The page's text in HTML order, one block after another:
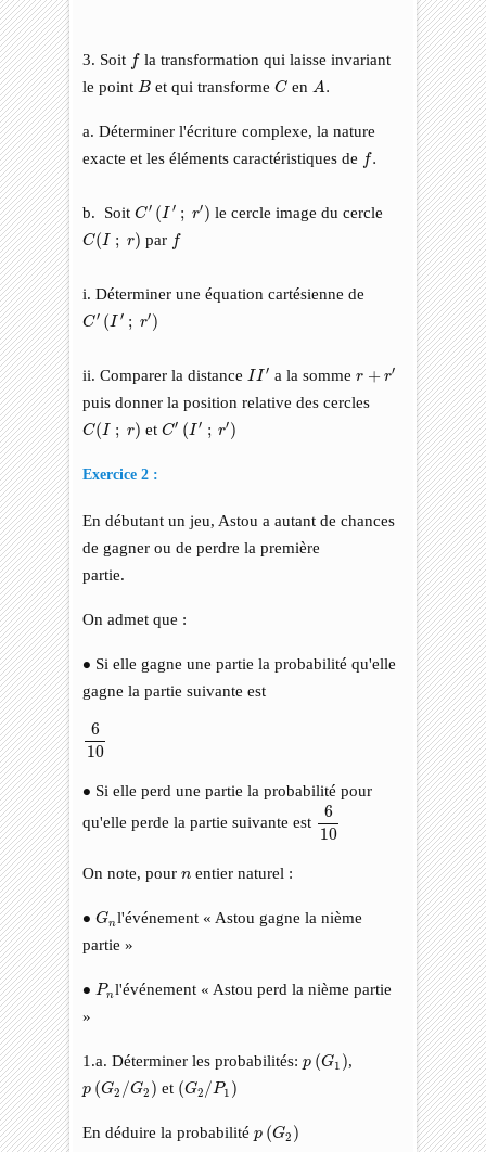
3. Soit f
f la transformation qui laisse invariant
le point B
B et qui transformeC
C en A.
A
a. Déterminer l'écriture complexe, la nature
exacte et les éléments caractéristiques de f.
f.
b. SoitC′ (I ′ ; r′)
C′( I ′ ; le cercle image du cercle
C(I ; r)
C(I ; par f
i. Déterminer une équation cartésienne de
C′ (I ′ ; r′)
C′( I ′ ;
ii. Comparer la distance II ′
II′ a la sommer + r′
r
puis donner la position relative des cercles
C(I ; r)
C(I ; et C′ (I ′ ; r′)
C′( I ′ ;
Exercice 2 :
En débutant un jeu, Astou a autant de chances
de gagner ou de perdre la première
partie.
On admet que :
∙
∙ Si elle gagne une partie la probabilité qu'elle
gagne la partie suivante est
6
10
10
∙
∙ Si elle perd une partie la probabilité pour
qu'elle perde la partie suivante est
6
10
10
On note, pourn
n entier naturel :
∙ Gn
Gn l'événement « Astou gagne la nième
partie »
∙ Pn
Pn l'événement « Astou perd la nième partie
»
1.a. Déterminer les probabilités:p (G1 )
(G1 ) ,
p (G2 /G2 )
(G2 G2 et (G2 /P1 )
(G2 P1 )
En déduire la probabilitép (G2 )
(G2 )